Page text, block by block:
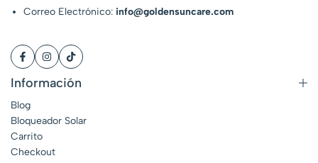
Correo Electrónico: info@goldensuncare.com
Información
Blog
Bloqueador Solar
Carrito
Checkout